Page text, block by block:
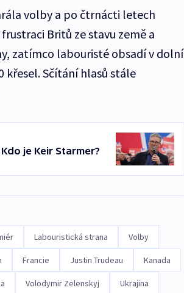
volby a po čtrnácti letech
Britů ze stavu země a
zatímco labouristé obsadí v dolní
křesel. Sčítání hlasů stále
je Keir Starmer?
Labouristická strana Volby
Francie Justin Trudeau Kanada
Volodymir Zelenskyj Ukrajina